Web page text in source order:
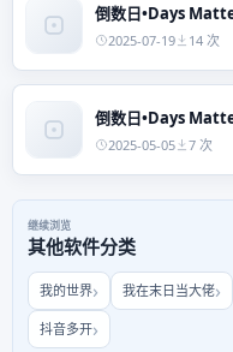
倒数日•Days
2025-07-19 14 次
倒数日•Days
2025-05-05 7 次
继续浏览
其他软件分类
我的世界 我在末日当大佬
抖音多开